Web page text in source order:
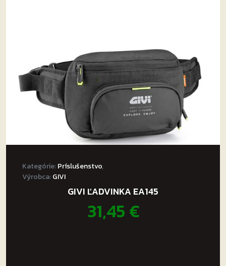
Kategórie:Príslušenstvo,
Výrobca:GIVI
GIVI ĽADVINKA EA145
31,45€